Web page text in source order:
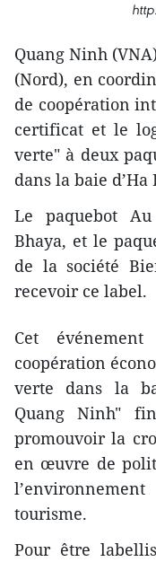
Quang Ninh
(Nord), en
de coopération
certificat et le
verte" à deux
dans la baie d’Ha
Le paquebot
Bhaya, et le
de la société
recevoir ce label.
Cet
coopération
verte dans la
Quang Ninh"
promouvoir la
en œuvre de
tourisme.
Pour être